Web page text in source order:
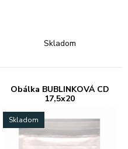
Skladom
Obálka BUBLINKOVÁ CD
17,5x20
Skladom